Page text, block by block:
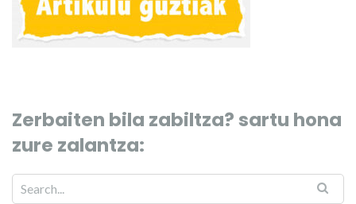
Zerbaiten bila zabiltza? sartu hona
zure zalantza: